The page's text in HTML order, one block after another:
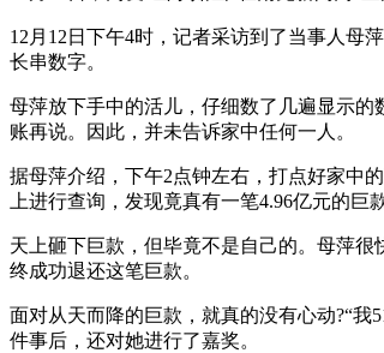
12月12日下午4时，记者采访到了当事人母
长串数字。
母萍放下手中的活儿，仔细数了几遍显示
账再说。因此，并未告诉家中任何一人。
据母萍介绍，下午2点钟左右，打点好家中
上进行查询，发现竟真有一笔4.96亿元的巨
天上砸下巨款，但毕竟不是自己的。母萍
终成功退还这笔巨款。
面对从天而降的巨款，就真的没有心动?“
件事后，还对她进行了嘉奖。